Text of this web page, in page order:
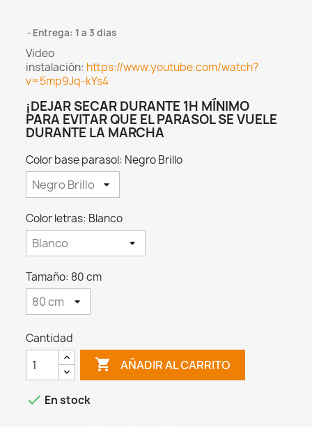
Entrega: 1 a 3 dias
Video
instalación: https://www.youtube.com/watch?
v=5mp9Jq-kYs4
¡DEJAR SECAR DURANTE 1H MÍNIMO
PARA EVITAR QUE EL PARASOL SE VUELE
DURANTE LA MARCHA
Color base parasol: Negro Brillo
Color letras: Blanco
Tamaño: 80 cm
Cantidad
 AÑADIR AL CARRITO
 En stock